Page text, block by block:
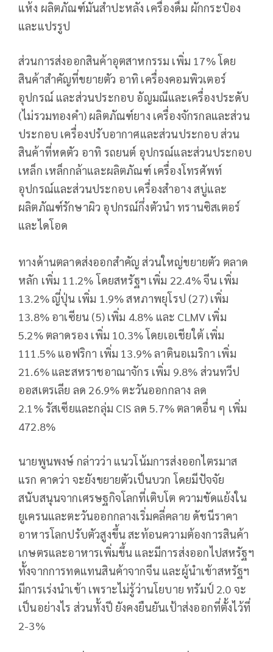
แห้ง ผลิตภัณฑ์มันสำปะหลัง เครื่องดื่ม ผักกระป๋อง
และแปรรูป
ส่วนการส่งออกสินค้าอุตสาหกรรม เพิ่ม 17% โดย
สินค้าสำคัญที่ขยายตัว อาทิ เครื่องคอมพิวเตอร์
อุปกรณ์ และส่วนประกอบ อัญมณีและเครื่องประดับ
(ไม่รวมทองคำ) ผลิตภัณฑ์ยาง เครื่องจักรกลและส่วน
ประกอบ เครื่องปรับอากาศและส่วนประกอบ ส่วน
สินค้าที่หดตัว อาทิ รถยนต์ อุปกรณ์และส่วนประกอบ
เหล็ก เหล็กกล้าและผลิตภัณฑ์ เครื่องโทรศัพท์
อุปกรณ์และส่วนประกอบ เครื่องสำอาง สบู่และ
ผลิตภัณฑ์รักษาผิว อุปกรณ์กึ่งตัวนำ ทรานซิสเตอร์
และไดโอด
ทางด้านตลาดส่งออกสำคัญ ส่วนใหญ่ขยายตัว ตลาด
หลัก เพิ่ม 11.2% โดยสหรัฐฯ เพิ่ม 22.4% จีน เพิ่ม
13.2% ญี่ปุ่น เพิ่ม 1.9% สหภาพยุโรป (27) เพิ่ม
13.8% อาเซียน (5) เพิ่ม 4.8% และ CLMV เพิ่ม
5.2% ตลาดรอง เพิ่ม 10.3% โดยเอเชียใต้ เพิ่ม
111.5% แอฟริกา เพิ่ม 13.9% ลาตินอเมริกา เพิ่ม
21.6% และสหราชอาณาจักร เพิ่ม 9.8% ส่วนทวีป
ออสเตรเลีย ลด 26.9% ตะวันออกกลาง ลด
2.1% รัสเซียและกลุ่ม CIS ลด 5.7% ตลาดอื่น ๆ เพิ่ม
472.8%
นายพูนพงษ์ กล่าวว่า แนวโน้มการส่งออกไตรมาส
แรก คาดว่า จะยังขยายตัวเป็นบวก โดยมีปัจจัย
สนับสนุนจากเศรษฐกิจโลกที่เติบโต ความขัดแย้งใน
ยูเครนและตะวันออกกลางเริ่มคลี่คลาย ดัชนีราคา
อาหารโลกปรับตัวสูงขึ้น สะท้อนความต้องการสินค้า
เกษตรและอาหารเพิ่มขึ้น และมีการส่งออกไปสหรัฐฯ
ทั้งจากการทดแทนสินค้าจากจีน และผู้นำเข้าสหรัฐฯ
มีการเร่งนำเข้า เพราะไม่รู้ว่านโยบาย ทรัมป์ 2.0 จะ
เป็นอย่างไร ส่วนทั้งปี ยังคงยืนยันเป้าส่งออกที่ตั้งไว้ที่
2-3%